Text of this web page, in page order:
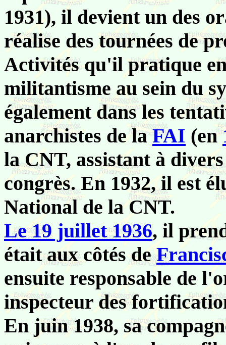
1931), il devient un des
réalise des tournées de
Activités qu'il pratique
militantisme au sein du
également dans les
anarchistes de laFAI (en
la CNT, assistant à
congrès. En 1932, il est
National de la CNT.
Le 19 juillet 1936, il
était aux côtés de
ensuite responsable de
inspecteur des
En juin 1938, sa